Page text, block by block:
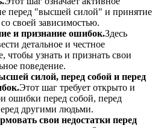
перед "высшей силой" и принятие
своей зависимостью.
и признание ошибок.Здесь
детальное и честное
чтобы узнать и признать свои
поведение.
силой, перед собой и перед
Этот шаг требует открыто и
ошибки перед собой, перед
другими людьми.
свои недостатки перед